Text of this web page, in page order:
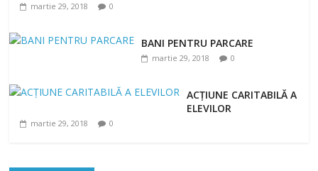
martie 29, 2018 0
BANI PENTRU PARCARE
martie 29, 2018 0
ACȚIUNE CARITABILĂ A
ELEVILOR
martie 29, 2018 0